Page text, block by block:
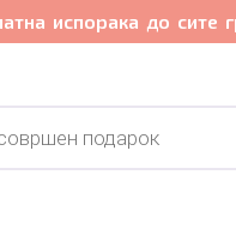
испорака до сите